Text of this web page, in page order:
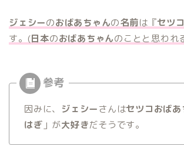
ジェシーのおばあちゃんの名前は『セツコ
す。(日本のおばあちゃんのこと と思われ
因みに、 ジェシーさんはセツコおばあ
はぎ 」が大好きだそうです。